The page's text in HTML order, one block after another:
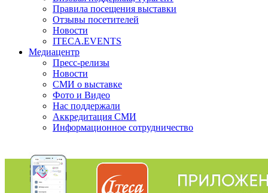
Правила посещения выставки
Отзывы посетителей
Новости
ITECA.EVENTS
Медиацентр
Пресс-релизы
Новости
СМИ о выставке
Фото и Видео
Нас поддержали
Аккредитация СМИ
Информационное сотрудничество